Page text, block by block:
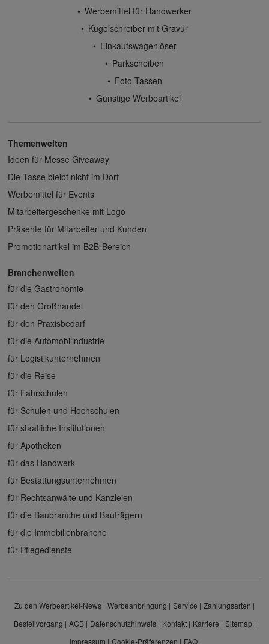
Werbemittel für Handwerker
Kugelschreiber mit Gravur
Einkaufswagenlöser
Parkscheiben
Foto Tassen
Günstige Werbeartikel
Themenwelten
Ideen für Messe Giveaway
Die Tasse bleibt nicht im Dorf
Werbemittel für Events
Mitarbeitergeschenke mit Logo
Präsente für Mitarbeiter und Kunden
Promotionartikel im B2B-Bereich
Branchenwelten
für die Gastronomie
für den Großhandel
für den Praxisbedarf
für die Automobilindustrie
für Logistikunternehmen
für die Reise
für Fahrschulen
für Schulen und Hochschulen
für staatliche Institutionen
für Apotheken
für das Handwerk
für Bestattungsunternehmen
für Rechtsanwälte und Kanzleien
für die Baubranche und Bauträgern
für die Immobilienbranche
für Pflegedienste
Zu den Werbeartikel-News Werbeanbringung Service
Zahlungsarten
Bestellvorgang
AGB Datenschutzhinweis Kontakt Karriere
Sitemap
Impressum
Cookie-Präferenzen FAQ